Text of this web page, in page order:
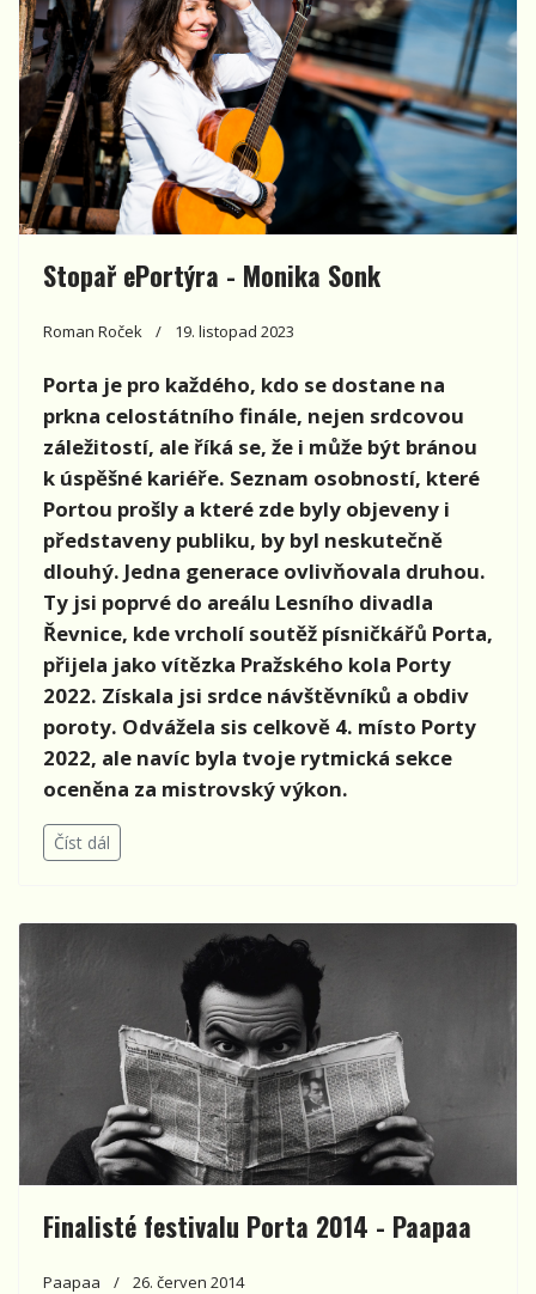
Stopař ePortýra - Monika Sonk
Roman Roček 19. listopad 2023
Porta je pro každého, kdo se dostane na
prkna celostátního finále, nejen srdcovou
záležitostí, ale říká se, že i může být bránou
k úspěšné kariéře. Seznam osobností, které
Portou prošly a které zde byly objeveny i
představeny publiku, by byl neskutečně
dlouhý. Jedna generace ovlivňovala druhou.
Ty jsi poprvé do areálu Lesního divadla
Řevnice, kde vrcholí soutěž písničkářů Porta,
přijela jako vítězka Pražského kola Porty
2022. Získala jsi srdce návštěvníků a obdiv
poroty. Odvážela sis celkově 4. místo Porty
2022, ale navíc byla tvoje rytmická sekce
oceněna za mistrovský výkon.
Číst dál
Finalisté festivalu Porta 2014 - Paapaa
Paapaa 26. červen 2014